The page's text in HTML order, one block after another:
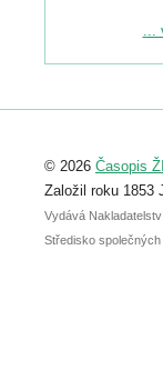
Podrobnější
Registrovat se
abstraktu
posteru je už
...
© 2026 Časopis
Založil roku 1853
Vydává
Středisko společných